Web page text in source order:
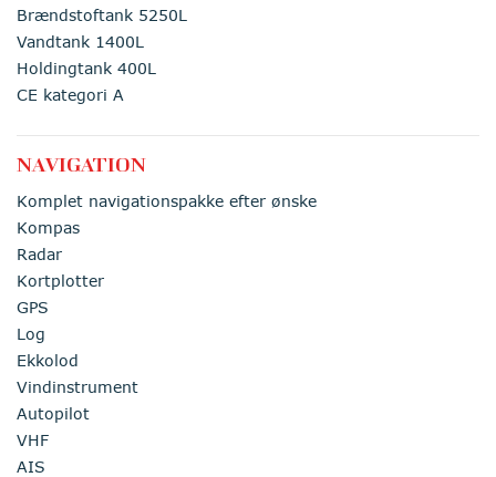
Brændstoftank 5250L
Vandtank 1400L
Holdingtank 400L
CE kategori A
NAVIGATION
Komplet navigationspakke efter ønske
Kompas
Radar
Kortplotter
GPS
Log
Ekkolod
Vindinstrument
Autopilot
VHF
AIS